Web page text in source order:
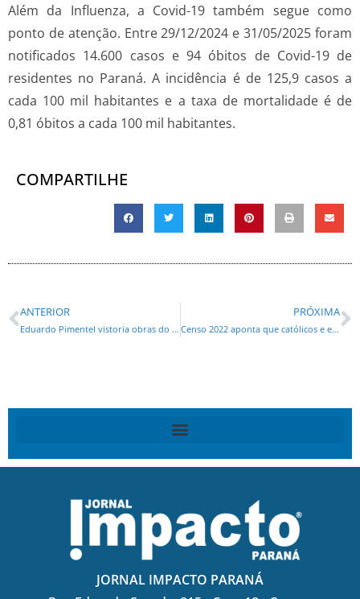
Além da Influenza, a Covid-19 também segue como
ponto de atenção. Entre 29/12/2024 e 31/05/2025 foram
notificados 14.600 casos e 94 óbitos de Covid-19 de
residentes no Paraná. A incidência é de 125,9 casos a
cada 100 mil habitantes e a taxa de mortalidade é de
0,81 óbitos a cada 100 mil habitantes.
COMPARTILHE
ANTERIOR
Eduardo Pimentel vistoria obras do viaduto Curitiba-Pinhais e do Complexo Tarumã
PRÓXIMA
Censo 2022 aponta que católicos e evangélicos são maioria entre as religiões no Paraná
JORNAL IMPACTO PARANÁ